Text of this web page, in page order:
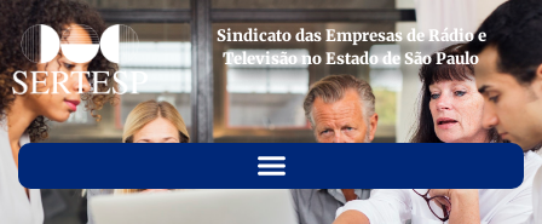
Sindicato das Empresas de Rádio e
Televisão no Estado de São Paulo